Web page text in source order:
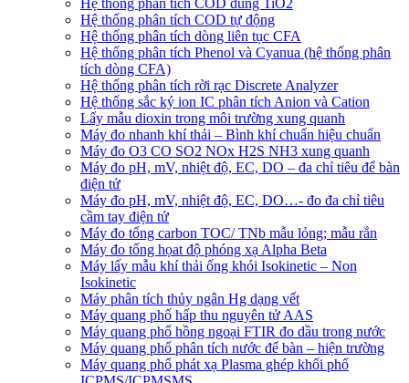
Hệ thống phân tích COD dùng TiO2
Hệ thống phân tích COD tự động
Hệ thống phân tích dòng liên tục CFA
Hệ thống phân tích Phenol và Cyanua (hệ thống phân
tích dòng CFA)
Hệ thống phân tích rời rạc Discrete Analyzer
Hệ thống sắc ký ion IC phân tích Anion và Cation
Lấy mẫu dioxin trong môi trường xung quanh
Máy đo nhanh khí thải – Bình khí chuẩn hiệu chuẩn
Máy đo O3 CO SO2 NOx H2S NH3 xung quanh
Máy đo pH, mV, nhiệt độ, EC, DO – đa chỉ tiêu để bàn
điện tử
Máy đo pH, mV, nhiệt độ, EC, DO…- đo đa chỉ tiêu
cầm tay điện tử
Máy đo tổng carbon TOC/ TNb mẫu lỏng; mẫu rắn
Máy đo tổng họat độ phóng xạ Alpha Beta
Máy lấy mẫu khí thải ống khói Isokinetic – Non
Isokinetic
Máy phân tích thủy ngân Hg dạng vết
Máy quang phổ hấp thu nguyên tử AAS
Máy quang phổ hồng ngoại FTIR đo dầu trong nước
Máy quang phổ phân tích nước để bàn – hiện trường
Máy quang phổ phát xạ Plasma ghép khối phổ